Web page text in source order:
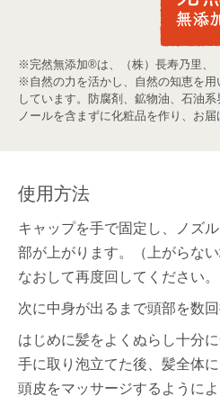
※完然無添加®は、（株）長寿乃里、
※自然の力を活かし、自然の知恵を
しています。防腐剤、鉱物油、石油
ノールを含まずに化粧品を作り、お届
使用方法
キャップを手で固定し、ノズ
部が上がります。（上がらな
なおして再度回してください。
次に中身が出るまで頭部を数回
はじめに髪をよくぬらし十分
手に取り泡立てた後、髪全体
頭皮をマッサージするように